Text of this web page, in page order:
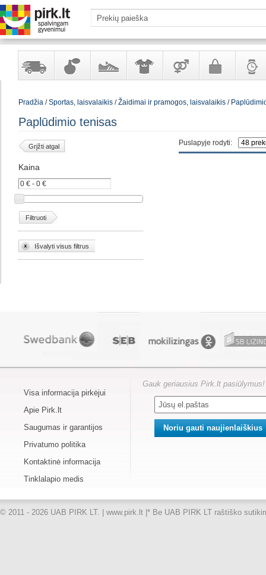
Yra
Kvepalai
kosmetika
AvalynėAprangaPrekės
Galanterija
Pradžia/Sportas, laisvalaikis/Žaidimai ir pramogos, laisvalaikis/
Paplūdimio tenisas
Puslapyje rodyti:
Grįžti atgal
Kaina
Filtruoti
Išvalyti visus filtrus
Visa informacija pirkėjui
Apie Pirk.lt
Saugumas ir garantijos
Privatumo politika
Kontaktinė informacija
Tinklalapio medis
Gauk geriausius Pirk.lt pasiūlymus!
© 2011 - 2026 UAB PIRK LT. | www.pirk.lt |* Be UAB PIRK LT raštiško